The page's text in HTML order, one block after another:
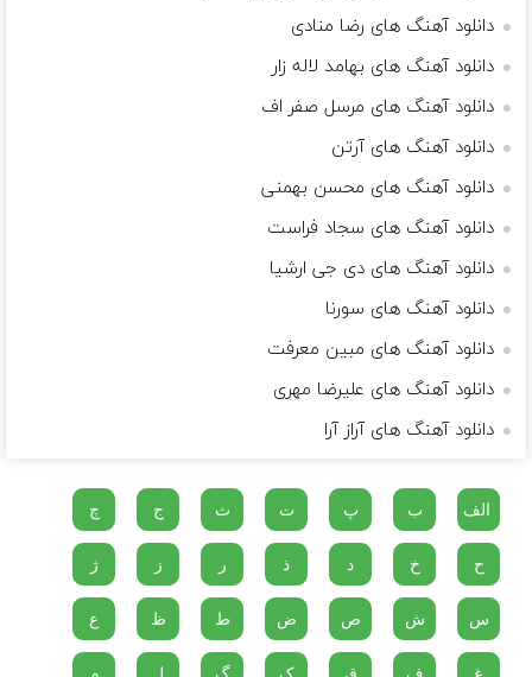
دانلود آهنگ های رضا منادی
دانلود آهنگ های بهامد لاله زار
دانلود آهنگ های مرسل صفر اف
دانلود آهنگ های آرتن
دانلود آهنگ های محسن بهمنی
دانلود آهنگ های سجاد فراست
دانلود آهنگ های دی جی ارشیا
دانلود آهنگ های سورنا
دانلود آهنگ های مبین معرفت
دانلود آهنگ های علیرضا مهری
دانلود آهنگ های آراز آرا
الف ب پ ت ث ج چ
ح خ د ذ ر ز ژ
س ش ص ض ط ظ ع
غ ف ق ک گ ل م